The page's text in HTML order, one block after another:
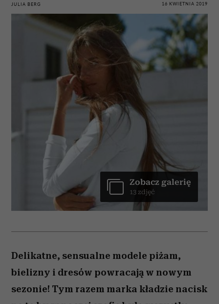
JULIA BERG 16 KWIETNIA 2019
Zobacz galerię
13 zdjęć
Delikatne, sensualne modele piżam,
bielizny i dresów powracają w nowym
sezonie! Tym razem marka kładzie nacisk